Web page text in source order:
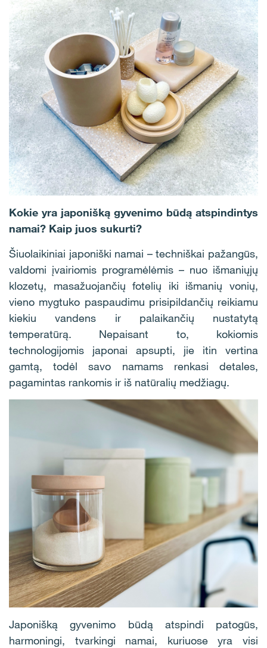
Kokie yra japonišką gyvenimo būdą atspindintys
namai? Kaip juos sukurti?
Šiuolaikiniai japoniški namai – techniškai pažangūs,
valdomi įvairiomis programėlėmis – nuo išmaniųjų
klozetų, masažuojančių fotelių iki išmanių vonių,
vieno mygtuko paspaudimu prisipildančių reikiamu
kiekiu vandens ir palaikančių nustatytą
temperatūrą. Nepaisant to, kokiomis
technologijomis japonai apsupti, jie itin vertina
gamtą, todėl savo namams renkasi detales,
pagamintas rankomis ir iš natūralių medžiagų.
Japonišką gyvenimo būdą atspindi patogūs,
harmoningi, tvarkingi namai, kuriuose yra visi